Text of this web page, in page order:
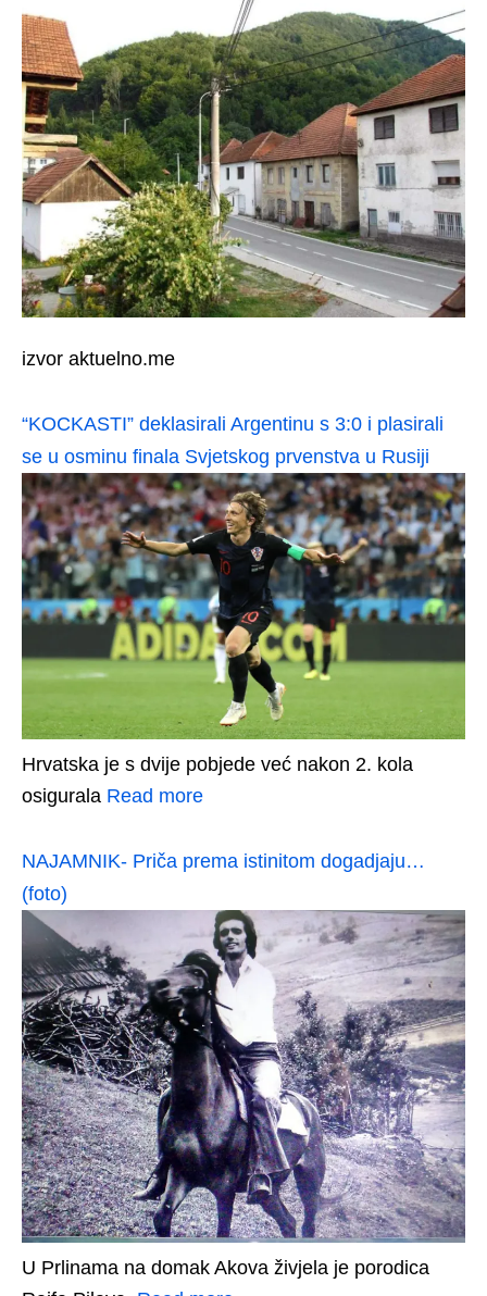
izvor aktuelno.me
“KOCKASTI” deklasirali Argentinu s 3:0 i plasirali
se u osminu finala Svjetskog prvenstva u Rusiji
Hrvatska je s dvije pobjede već nakon 2. kola
osigurala Read more
NAJAMNIK- Priča prema istinitom dogadjaju…
(foto)
U Prlinama na domak Akova živjela je porodica